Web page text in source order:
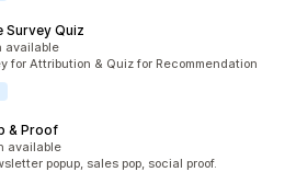
Survey Quiz
available
for Attribution & Quiz for Recommendation
& Proof
available
popup, sales pop, social proof.